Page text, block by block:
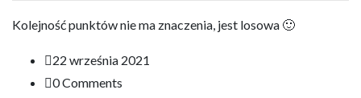
Kolejność punktów nie ma znaczenia, jest losowa 🙂
22 września 2021
0 Comments